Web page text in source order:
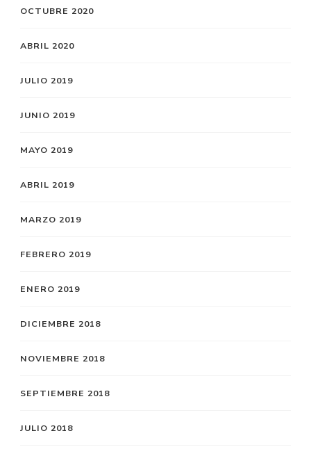
OCTUBRE 2020
ABRIL 2020
JULIO 2019
JUNIO 2019
MAYO 2019
ABRIL 2019
MARZO 2019
FEBRERO 2019
ENERO 2019
DICIEMBRE 2018
NOVIEMBRE 2018
SEPTIEMBRE 2018
JULIO 2018